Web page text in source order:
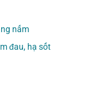
nấm
đau, hạ sốt